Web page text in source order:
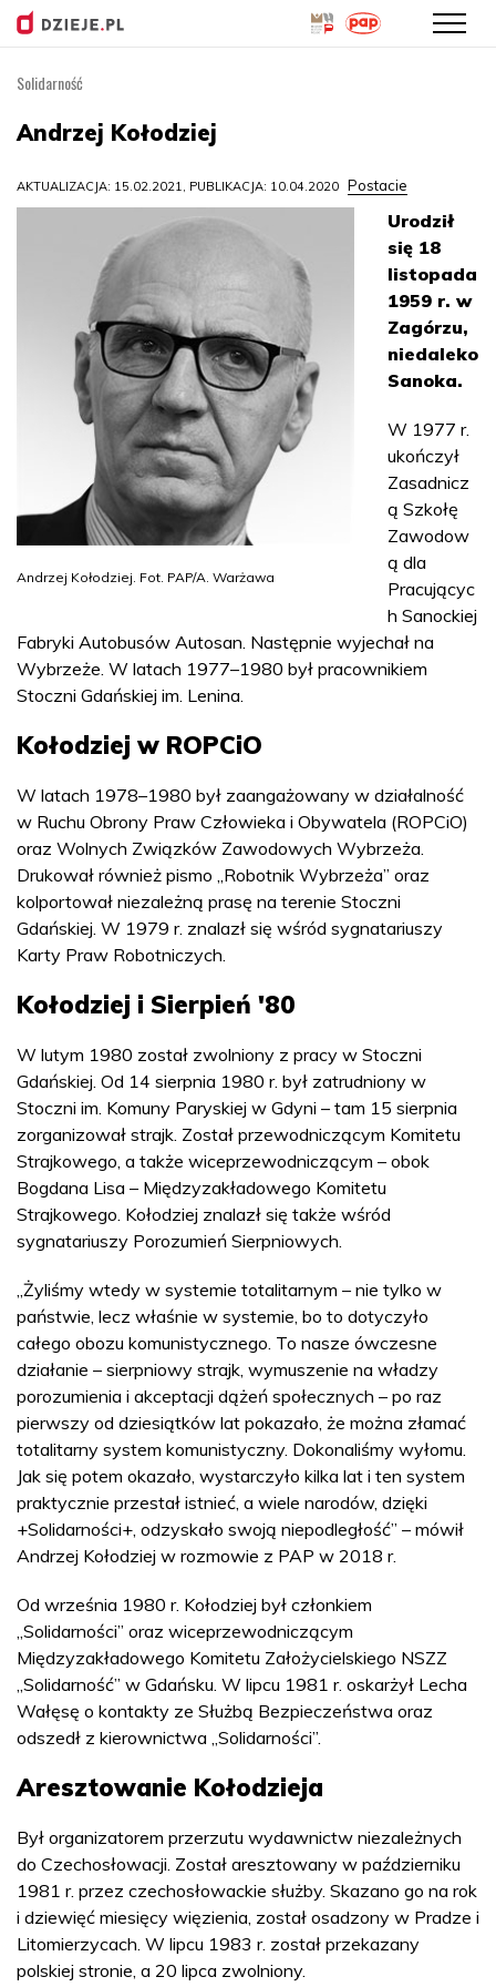
Solidarność
Andrzej Kołodziej
AKTUALIZACJA: 15.02.2021, PUBLIKACJA: 10.04.2020 Postacie
Andrzej Kołodziej. Fot. PAP/A. Warżawa
Urodził
się 18
listopada
1959 r. w
Zagórzu,
niedaleko
Sanoka.
W 1977 r.
ukończył
Zasadnicz
ą Szkołę
Zawodow
ą dla
Pracującyc
h Sanockiej
Fabryki Autobusów Autosan. Następnie wyjechał na
Wybrzeże. W latach 1977–1980 był pracownikiem
Stoczni Gdańskiej im. Lenina.
Kołodziej w ROPCiO
W latach 1978–1980 był zaangażowany w działalność
w Ruchu Obrony Praw Człowieka i Obywatela (ROPCiO)
oraz Wolnych Związków Zawodowych Wybrzeża.
Drukował również pismo „Robotnik Wybrzeża” oraz
kolportował niezależną prasę na terenie Stoczni
Gdańskiej. W 1979 r. znalazł się wśród sygnatariuszy
Karty Praw Robotniczych.
Kołodziej i Sierpień '80
W lutym 1980 został zwolniony z pracy w Stoczni
Gdańskiej. Od 14 sierpnia 1980 r. był zatrudniony w
Stoczni im. Komuny Paryskiej w Gdyni – tam 15 sierpnia
zorganizował strajk. Został przewodniczącym Komitetu
Strajkowego, a także wiceprzewodniczącym – obok
Bogdana Lisa – Międzyzakładowego Komitetu
Strajkowego. Kołodziej znalazł się także wśród
sygnatariuszy Porozumień Sierpniowych.
„Żyliśmy wtedy w systemie totalitarnym – nie tylko w
państwie, lecz właśnie w systemie, bo to dotyczyło
całego obozu komunistycznego. To nasze ówczesne
działanie – sierpniowy strajk, wymuszenie na władzy
porozumienia i akceptacji dążeń społecznych – po raz
pierwszy od dziesiątków lat pokazało, że można złamać
totalitarny system komunistyczny. Dokonaliśmy wyłomu.
Jak się potem okazało, wystarczyło kilka lat i ten system
praktycznie przestał istnieć, a wiele narodów, dzięki
+Solidarności+, odzyskało swoją niepodległość” – mówił
Andrzej Kołodziej w rozmowie z PAP w 2018 r.
Od września 1980 r. Kołodziej był członkiem
„Solidarności” oraz wiceprzewodniczącym
Międzyzakładowego Komitetu Założycielskiego NSZZ
„Solidarność” w Gdańsku. W lipcu 1981 r. oskarżył Lecha
Wałęsę o kontakty ze Służbą Bezpieczeństwa oraz
odszedł z kierownictwa „Solidarności”.
Aresztowanie Kołodzieja
Był organizatorem przerzutu wydawnictw niezależnych
do Czechosłowacji. Został aresztowany w październiku
1981 r. przez czechosłowackie służby. Skazano go na rok
i dziewięć miesięcy więzienia, został osadzony w Pradze i
Litomierzycach. W lipcu 1983 r. został przekazany
polskiej stronie, a 20 lipca zwolniony.